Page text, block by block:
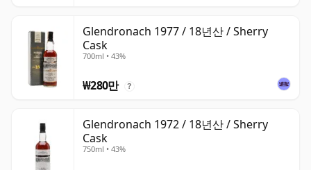
Glendronach 1977 / 18년산 / Sherry
Cask
700ml • 43%
₩280만 ?
Glendronach 1972 / 18년산 / Sherry
Cask
750ml • 43%